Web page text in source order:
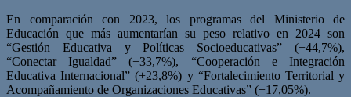
En comparación con 2023, los programas del Ministerio de
Educación que más aumentarían su peso relativo en 2024 son
“Gestión Educativa y Políticas Socioeducativas” (+44,7%),
“Conectar Igualdad” (+33,7%), “Cooperación e Integración
Educativa Internacional” (+23,8%) y “Fortalecimiento Territorial y
Acompañamiento de Organizaciones Educativas” (+17,05%).